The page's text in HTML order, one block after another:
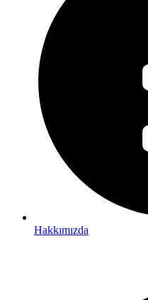
Hakkımızda